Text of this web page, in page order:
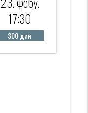
17:30
300 дин